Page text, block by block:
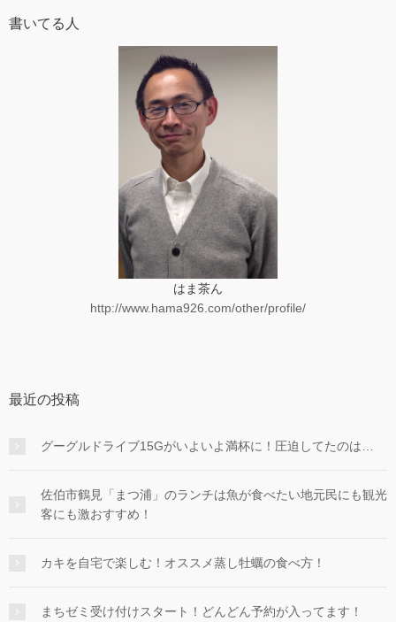
書いてる人
はま茶ん
http://www.hama926.com/other/profile/
最近の投稿
グーグルドライブ15Gがいよいよ満杯に！圧迫してたのは…
佐伯市鶴見「まつ浦」のランチは魚が食べたい地元民にも観光
客にも激おすすめ！
カキを自宅で楽しむ！オススメ蒸し牡蠣の食べ方！
まちゼミ受け付けスタート！どんどん予約が入ってます！